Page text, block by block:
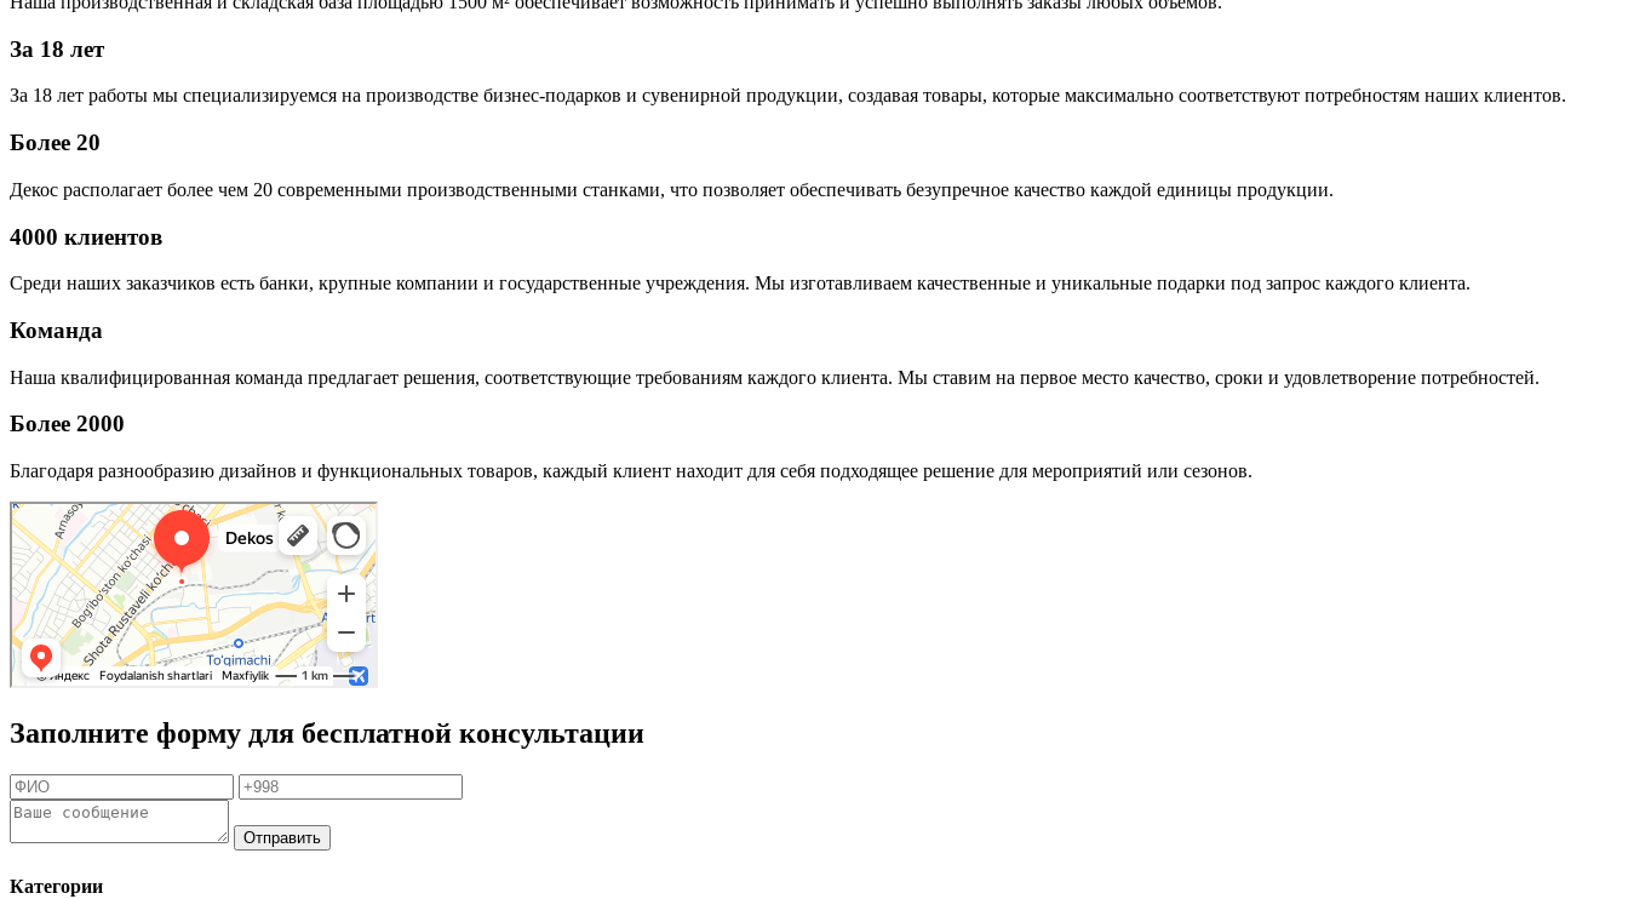
За 18 лет
За 18 лет работы мы специализируемся на производстве бизнес-подарков и сувенирной продукции, создавая товары, которые максимально соответствуют потребностям наших клиентов.
Более 20
Декос располагает более чем 20 современными производственными станками, что позволяет обеспечивать безупречное качество каждой единицы продукции.
4000 клиентов
Среди наших заказчиков есть банки, крупные компании и государственные учреждения. Мы изготавливаем качественные и уникальные подарки под запрос каждого клиента.
Команда
Наша квалифицированная команда предлагает решения, соответствующие требованиям каждого клиента. Мы ставим на первое место качество, сроки и удовлетворение потребностей.
Более 2000
Благодаря разнообразию дизайнов и функциональных товаров, каждый клиент находит для себя подходящее решение для мероприятий или сезонов.
Заполните форму для бесплатной консультации
Отправить
Категории